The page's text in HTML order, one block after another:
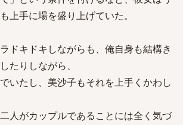
上手に場を盛り上げていた。
ドキドキしながらも、俺自身も結構き
たりしながら、
いたし、美沙子もそれを上手くかわし
人がカップルであることには全く気づ